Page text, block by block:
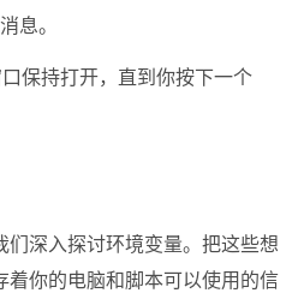
息。
保持打开，直到你按下一个
深入探讨环境变量。把这些想
着你的电脑和脚本可以使用的信